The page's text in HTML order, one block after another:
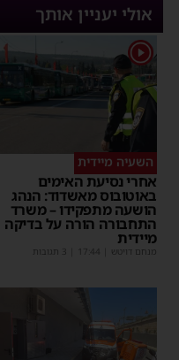
אולי יעניין אותך
1
השעיה מיידית
אחרי נסיעת האימים
באוטובוס מאשדוד: הנהג
הושעה מתפקידו – משרד
התחבורה הורה על בדיקה
מיידית
מנחם דויטש 17:44